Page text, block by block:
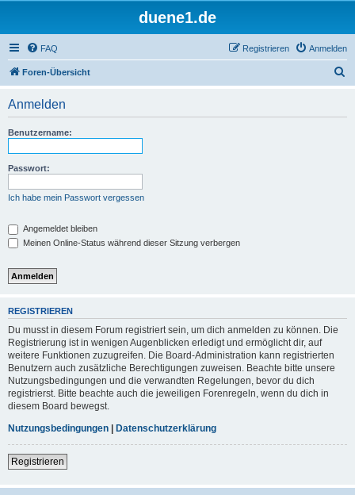
duene1.de
FAQ Anmelden
Registrieren
Foren-Übersicht
Anmelden
Benutzername:
Passwort:
Ich habe mein Passwort vergessen
Angemeldet bleiben
Meinen Online-Status während dieser Sitzung verbergen
REGISTRIEREN
Du musst in diesem Forum registriert sein, um dich anmelden zu können. Die
Registrierung ist in wenigen Augenblicken erledigt und ermöglicht dir, auf
weitere Funktionen zuzugreifen. Die Board-Administration kann registrierten
Benutzern auch zusätzliche Berechtigungen zuweisen. Beachte bitte unsere
Nutzungsbedingungen und die verwandten Regelungen, bevor du dich
registrierst. Bitte beachte auch die jeweiligen Forenregeln, wenn du dich in
diesem Board bewegst.
Nutzungsbedingungen | Datenschutzerklärung
Registrieren